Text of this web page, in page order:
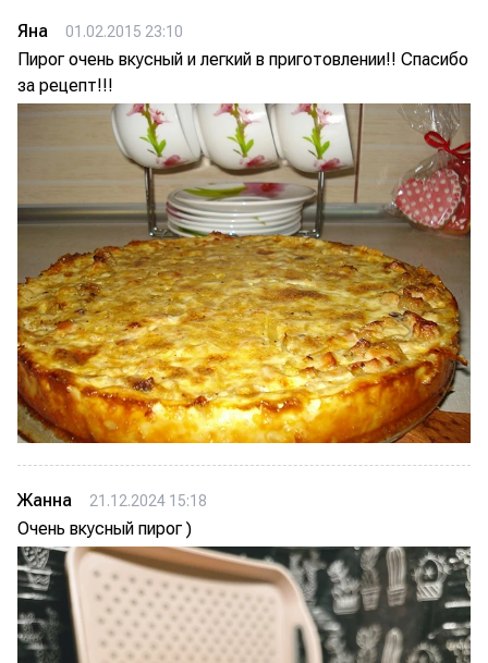
Яна 01.02.2015 23:10
Пирог очень вкусный и легкий в приготовлении!! Спасибо
за рецепт!!!
Жанна 21.12.2024 15:18
Очень вкусный пирог )